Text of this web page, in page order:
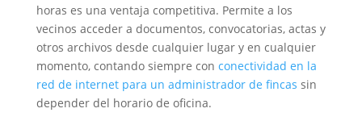
horas es una ventaja competitiva. Permite a los
vecinos acceder a documentos, convocatorias, actas y
otros archivos desde cualquier lugar y en cualquier
momento, contando siempre con conectividad en la
red de internet para un administrador de fincas sin
depender del horario de oficina.